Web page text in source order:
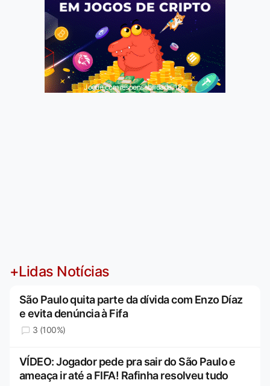
Jogue com responsabilidade. 18+
+Lidas Notícias
São Paulo quita parte da dívida com Enzo Díaz
e evita denúncia à Fifa
3 (100%)
VÍDEO: Jogador pede pra sair do São Paulo e
ameaça ir até a FIFA! Rafinha resolveu tudo